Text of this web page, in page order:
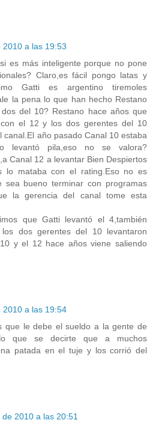
2010 a las 19:53
es más inteligente porque no pone
Claro,es fácil pongo latas y
Gatti es argentino tiremoles
la pena lo que han hecho Restano
del 10? Restano hace años que
el 12 y los dos gerentes del 10
canal.El año pasado Canal 10 estaba
levantó pila,eso no se valora?
Canal 12 a levantar Bien Despiertos
lo mataba con el rating.Eso no es
sea bueno terminar con programas
la gerencia del canal tome esta
que Gatti levantó el 4,también
dos gerentes del 10 levantaron
y el 12 hace años viene saliendo
2010 a las 19:54
que le debe el sueldo a la gente de
que se decirte que a muchos
patada en el tuje y los corrió del
2010 a las 20:51